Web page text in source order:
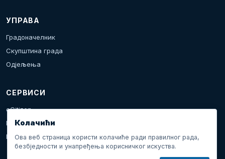
УПРАВА
Градоначелник
Скупштина града
Одјељења
СЕРВИСИ
eCitizen
Пријава проблема
Календар дешавања
Колачићи
Ова веб страница користи колачиће ради правилног рада,
безбједности и унапређења корисничког искуства.